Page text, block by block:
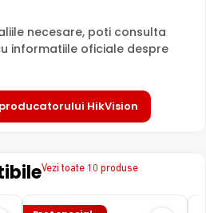
IT3F-2.8MM
de vizualizare, ce nu poate fi
acesteia, fiind pretabila in
zonelor. Distanta focala este
necesare, poti consulta
informatiile oficiale despre
HikVision
Vezi toate 10 produse